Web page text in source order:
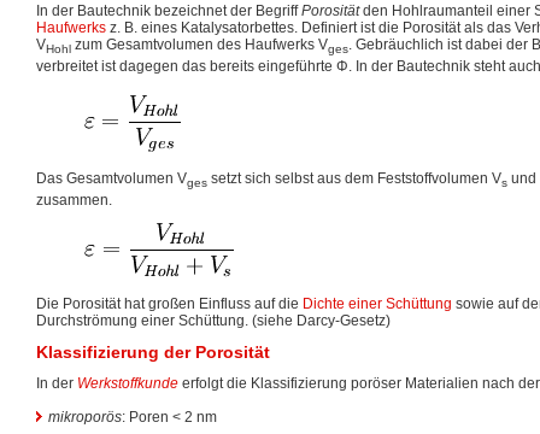
In der Bautechnik bezeichnet der BegriffPorositätden Hohlraumanteil einer
Haufwerks z. B. eines Katalysatorbettes. Definiert ist die Porosität als das
VHohl zum Gesamtvolumen des Haufwerks Vges. Gebräuchlich ist dabei der
verbreitet ist dagegen das bereits eingeführte Φ. In der Bautechnik steht
Das Gesamtvolumen Vges setzt sich selbst aus dem Feststoffvolumen Vs und
zusammen.
Die Porosität hat großen Einfluss auf die Dichte einer Schüttung sowie auf
Durchströmung einer Schüttung. (siehe Darcy-Gesetz)
Klassifizierung der Porosität
In der Werkstoffkunde erfolgt die Klassifizierung poröser Materialien nach
mikroporös: Poren < 2 nm